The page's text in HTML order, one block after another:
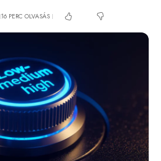
16 PERC OLVASÁS